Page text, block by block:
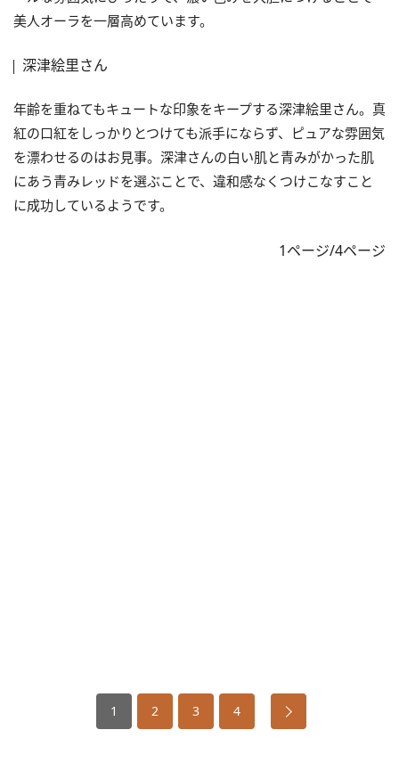
美人オーラを一層高めています。
深津絵里さん
年齢を重ねてもキュートな印象をキープする深津絵里さん。真
紅の口紅をしっかりとつけても派手にならず、ピュアな雰囲気
を漂わせるのはお見事。深津さんの白い肌と青みがかった肌
にあう青みレッドを選ぶことで、違和感なくつけこなすこと
に成功しているようです。
1ページ/4ページ
1 2 3 4